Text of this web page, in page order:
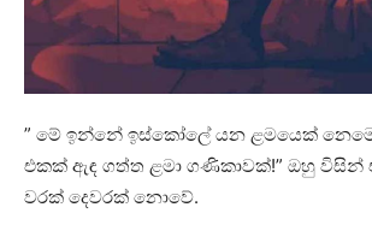
” මේ ඉන්නේ ඉස්කෝලේ යන ළමයෙක්
එකක් ඇඳ ගත්ත ළමා ගණිකාව‍ක්!” ඔහු විසින්
වරක් දෙවරක් නොවේ.